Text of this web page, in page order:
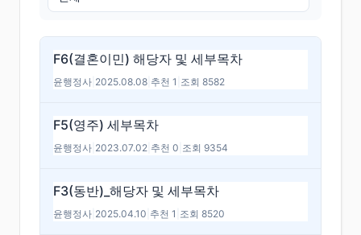
F6(결혼이민) 해당자 및 세부목차
윤행정사 2025.08.08 추천 1 조회 8582
F5(영주) 세부목차
윤행정사 2023.07.02 추천 0 조회 9354
F3(동반)_해당자 및 세부목차
윤행정사 2025.04.10 추천 1 조회 8520